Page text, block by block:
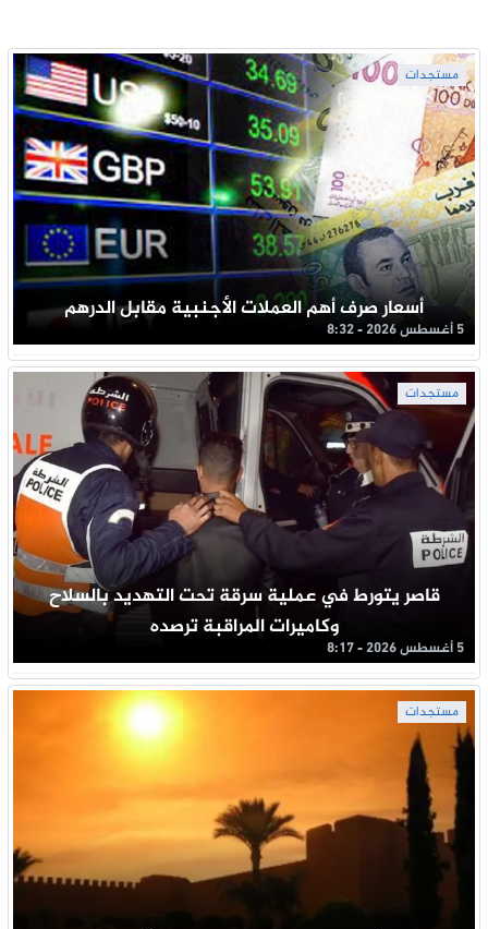
مستجدات
أسعار صرف أهم العملات الأجنبية مقابل الدرهم
5 أغسطس 2026 - 8:32
مستجدات
قاصر يتورط في عملية سرقة تحت التهديد بالسلاح
وكاميرات المراقبة ترصده
5 أغسطس 2026 - 8:17
مستجدات